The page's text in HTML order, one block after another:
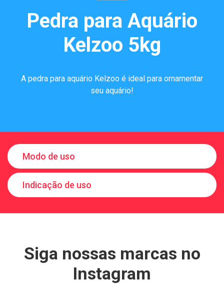
Pedra para Aquário
Kelzoo 5kg
A pedra para aquário Kelzoo é ideal para ornamentar
seu aquário!
Modo de uso
Indicação de uso
Siga nossas marcas no
Instagram